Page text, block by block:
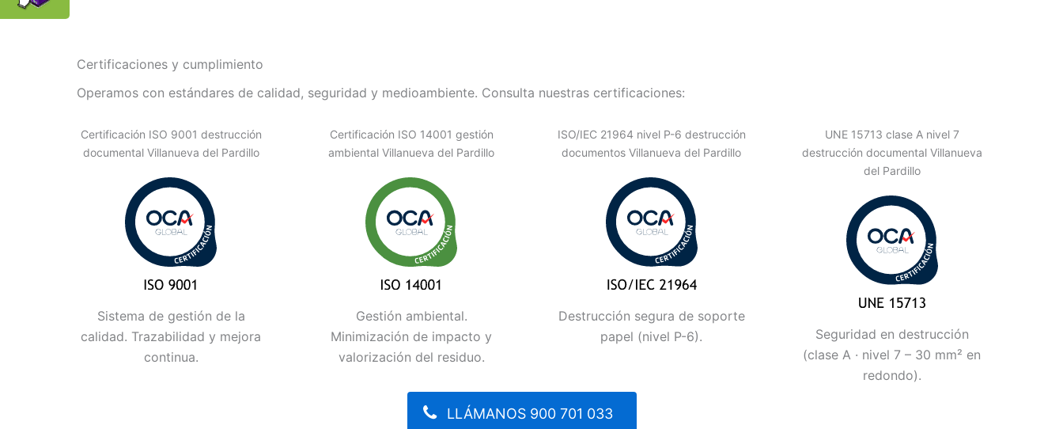
Certificaciones y cumplimiento
Operamos con estándares de calidad, seguridad y medioambiente. Consulta nuestras certificaciones:
Certificación ISO 9001 destrucción
documental Villanueva del Pardillo
Sistema de gestión de la
calidad. Trazabilidad y mejora
continua.
Certificación ISO 14001 gestión
ambiental Villanueva del Pardillo
Gestión ambiental.
Minimización de impacto y
valorización del residuo.
ISO/IEC 21964 nivel P-6 destrucción
documentos Villanueva del Pardillo
Destrucción segura de soporte
papel (nivel P-6).
UNE 15713 clase A nivel 7
destrucción documental Villanueva
del Pardillo
Seguridad en destrucción
(clase A · nivel 7 – 30 mm² en
redondo).
LLÁMANOS 900 701 033